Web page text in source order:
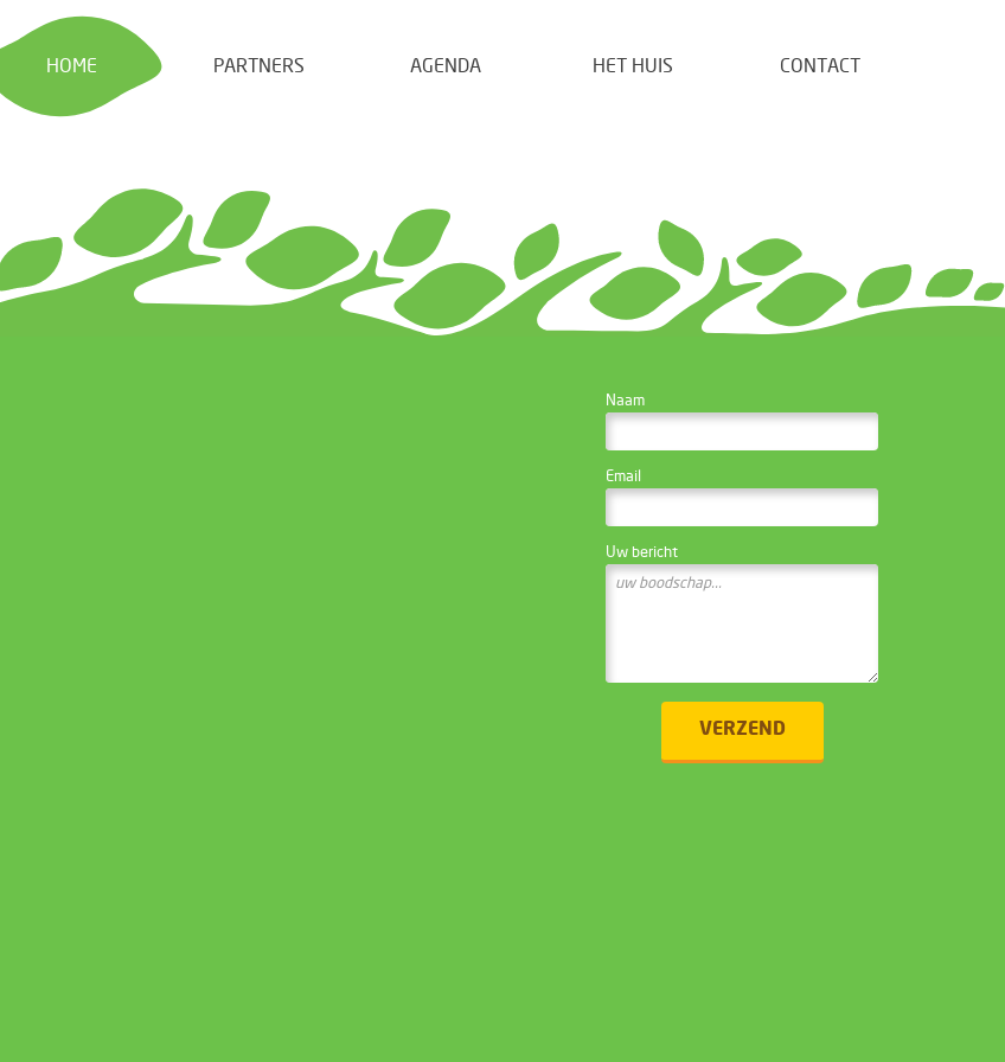
HOME PARTNERS AGENDA HET HUIS CONTACT
WEBSITE BEHEERDER
Naam
Email
Uw bericht
VERZEND